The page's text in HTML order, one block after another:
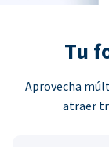
Tu
Aprovecha
atraer